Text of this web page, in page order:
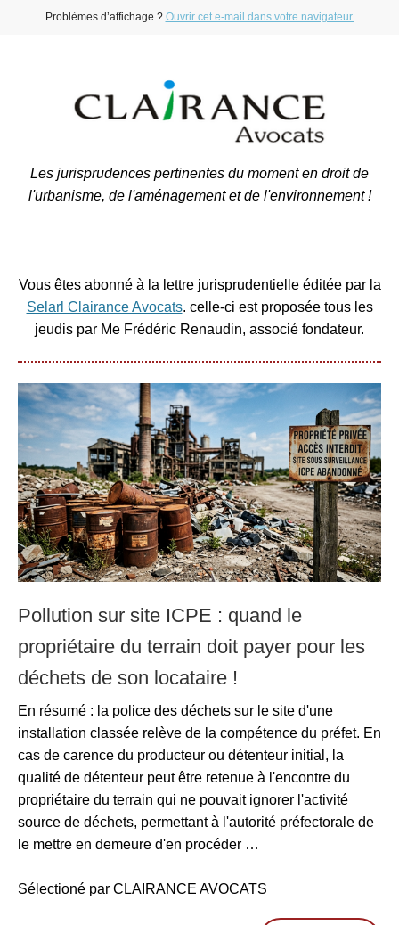
Problèmes d’affichage ? Ouvrir cet e-mail dans votre navigateur.
Les jurisprudences pertinentes du moment en droit de
l'urbanisme, de l'aménagement et de l'environnement !
Vous êtes abonné à la lettre jurisprudentielle éditée par la
Selarl Clairance Avocats. celle-ci est proposée tous les
jeudis par Me Frédéric Renaudin, associé fondateur.
Pollution sur site ICPE : quand le
propriétaire du terrain doit payer pour les
déchets de son locataire !
En résumé : la police des déchets sur le site d'une
installation classée relève de la compétence du préfet. En
cas de carence du producteur ou détenteur initial, la
qualité de détenteur peut être retenue à l'encontre du
propriétaire du terrain qui ne pouvait ignorer l'activité
source de déchets, permettant à l'autorité préfectorale de
le mettre en demeure d'en procéder …
Sélectioné par CLAIRANCE AVOCATS